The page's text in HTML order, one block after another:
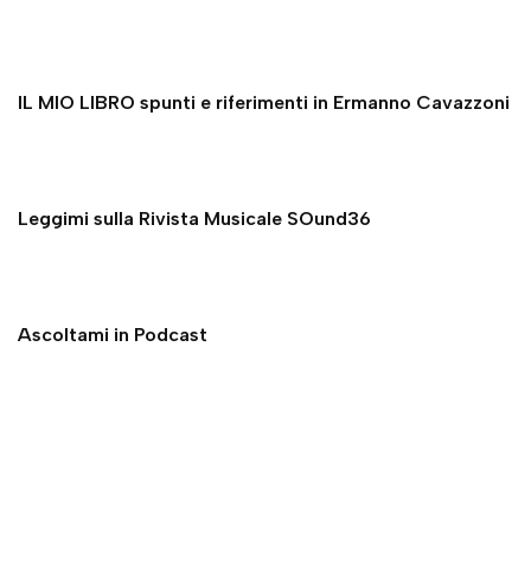
IL MIO LIBRO spunti e riferimenti in Ermanno Cavazzoni
Leggimi sulla Rivista Musicale SOund36
Ascoltami in Podcast